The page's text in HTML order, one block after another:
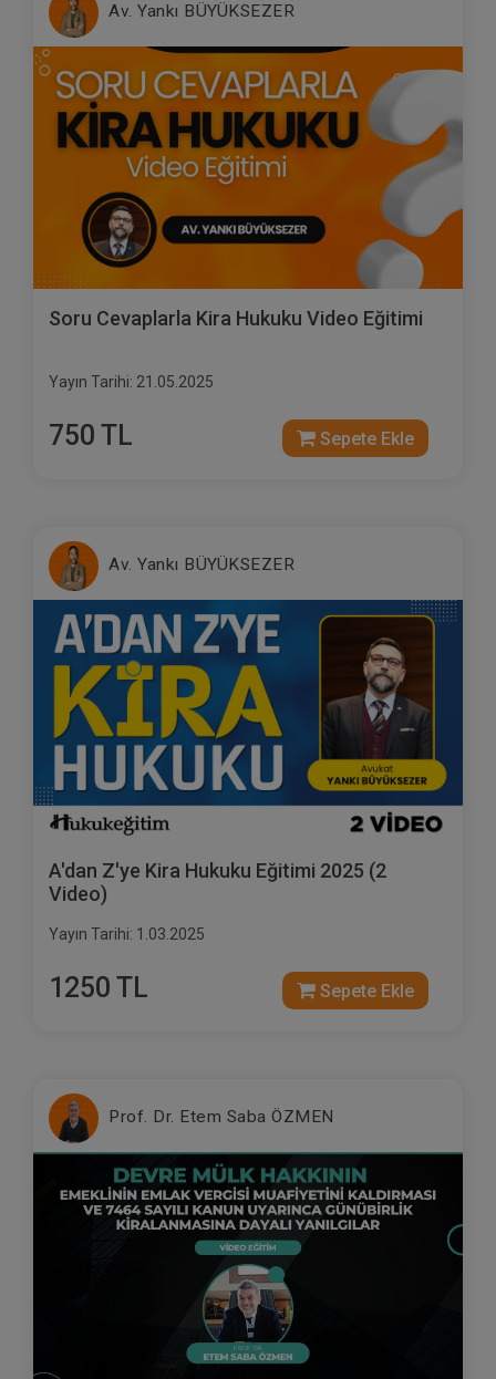
Av. Yankı BÜYÜKSEZER
Soru Cevaplarla Kira Hukuku Video Eğitimi
Yayın Tarihi: 21.05.2025
750 TL Sepete Ekle
Av. Yankı BÜYÜKSEZER
A'dan Z'ye Kira Hukuku Eğitimi 2025 (2
Video)
Yayın Tarihi: 1.03.2025
1250 TL Sepete Ekle
Prof. Dr. Etem Saba ÖZMEN